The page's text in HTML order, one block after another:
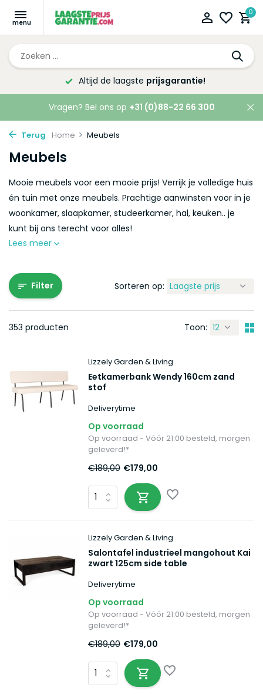
0
Altijd de laagste prijsgarantie!
Vragen? Bel ons op +31 (0)88-22 66 300
Terug Home Meubels
Meubels
Mooie meubels voor een mooie prijs! Verrijk je volledige huis
én tuin met onze meubels. Prachtige aanwinsten voor in je
woonkamer, slaapkamer, studeerkamer, hal, keuken.. je
kunt bij ons terecht voor alles!
Lees meer
Filter
353 producten Toon:
Sorteren op:
Lizzely Garden & Living
Eetkamerbank Wendy 160cm zand
stof
Deliverytime
Op voorraad
Op voorraad - Vóór 21:00 besteld, morgen
geleverd!*
€189,00 €179,00
Lizzely Garden & Living
Salontafel industrieel mangohout Kai
zwart 125cm side table
Deliverytime
Op voorraad
Op voorraad - Vóór 21:00 besteld, morgen
geleverd!*
€189,00 €179,00